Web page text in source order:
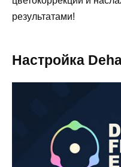
результатами!
Настройка